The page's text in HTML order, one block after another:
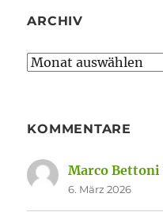
ARCHIV
Archiv
KOMMENTARE
Marco Bettoni
6. März 2026